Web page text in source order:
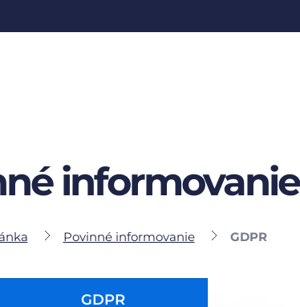
informovanie
Povinné informovanie GDPR
GDPR